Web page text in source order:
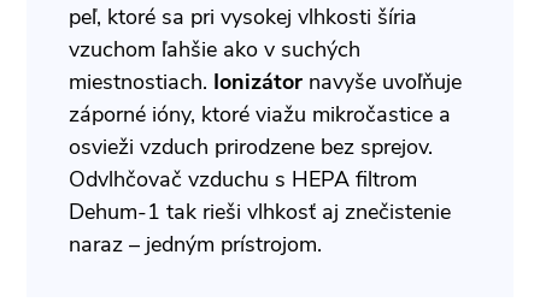
peľ, ktoré sa pri vysokej vlhkosti šíria
vzuchom ľahšie ako v suchých
miestnostiach. Ionizátor navyše uvoľňuje
záporné ióny, ktoré viažu mikročastice a
osvieži vzduch prirodzene bez sprejov.
Odvlhčovač vzduchu s HEPA filtrom
Dehum-1 tak rieši vlhkosť aj znečistenie
naraz – jedným prístrojom.